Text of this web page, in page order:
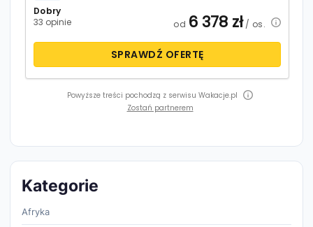
Dobry
33 opinie
od 6 378 zł/ os.
SPRAWDŹ OFERTĘ
Powyższe treści pochodzą z serwisu Wakacje.pl
Zostań partnerem
Kategorie
Afryka